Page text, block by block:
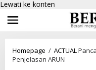
Lewati ke konten
Homepage / ACTUAL
Penjelasan ARUN